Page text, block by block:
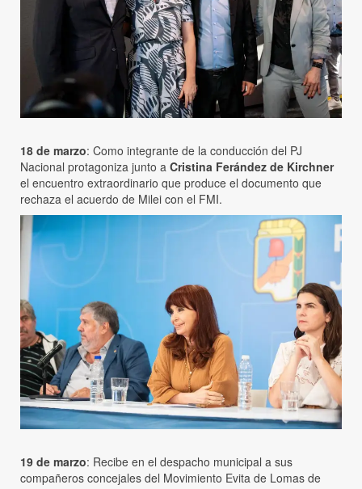
18 de marzo: Como integrante de la conducción del PJ
Nacional protagoniza junto a Cristina Ferández de Kirchner
el encuentro extraordinario que produce el documento que
rechaza el acuerdo de Milei con el FMI.
19 de marzo: Recibe en el despacho municipal a sus
compañeros concejales del Movimiento Evita de Lomas de